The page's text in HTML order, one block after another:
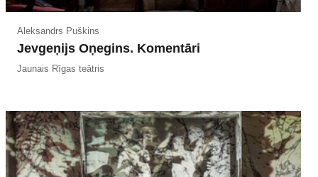
Aleksandrs Puškins
Jevgeņijs Oņegins. Komentāri
Jaunais Rīgas teātris